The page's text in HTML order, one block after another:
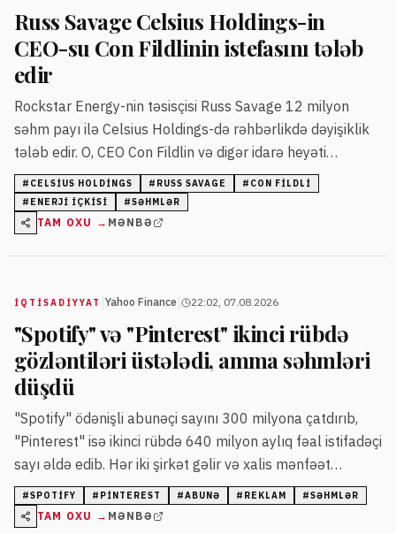
Russ Savage Celsius Holdings-in
CEO-su Con Fildlinin istefasını tələb
edir
Rockstar Energy-nin təsisçisi Russ Savage 12 milyon
səhm payı ilə Celsius Holdings-də rəhbərlikdə dəyişiklik
tələb edir. O, CEO Con Fildlin və digər idarə heyəti
üzvlərinin istefasını istəyir.
# CELSIUS HOLDINGS # RUSS SAVAGE # CON FILDLI
# ENERJI IÇKISI #SƏHMLƏR
TAM OXU → MƏNBƏ
İQTISADIYYAT Yahoo Finance 22:02, 07.08.2026
"Spotify" və "Pinterest" ikinci rübdə
gözləntiləri üstələdi, amma səhmləri
düşdü
"Spotify" ödənişli abunəçi sayını 300 milyona çatdırıb,
"Pinterest" isə ikinci rübdə 640 milyon aylıq fəal istifadəçi
sayı əldə edib. Hər iki şirkət gəlir və xalis mənfəət
göstəricilərini keçsə də, səhmlərinin qiymətləri azalıb.
#SPOTIFY # PINTEREST #ABUNƏ # REKLAM #SƏHMLƏR
TAM OXU → MƏNBƏ